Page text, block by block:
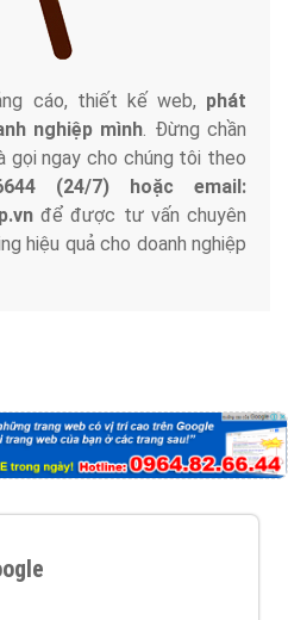
cáo, thiết kế web, phát
nghiệp mình. Đừng chần
gọi ngay cho chúng tôi theo
(24/7) hoặc email:
để được tư vấn chuyên
hiệu quả cho doanh nghiệp